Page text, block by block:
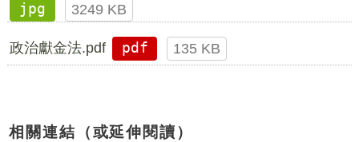
jpg
3249 KB
政治獻金法.pdf pdf 135 KB
相關連結（或延伸閱讀）